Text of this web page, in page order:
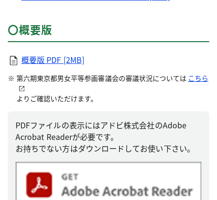
〇概要版
概要版 PDF [2MB]
第六期東京都男女平等参画審議会の審議状況については こちら
よりご確認いただけます。
PDFファイルの表示にはアドビ株式会社のAdobe
Acrobat Readerが必要です。
お持ちでない方はダウンロードしてお使い下さい。